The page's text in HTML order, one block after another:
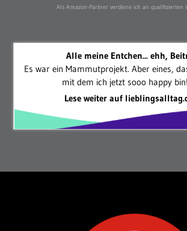
Als Amazon-Partner verdiene ich an qualifizierten
Alle meine Entchen... ehh,
Es war ein Mammutprojekt. Aber eines,
mit dem ich jetzt sooo happy
Lese weiter auf